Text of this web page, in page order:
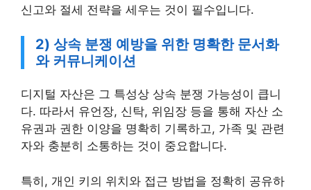
신고와 절세 전략을 세우는 것이 필수입니다.
2) 상속 분쟁 예방을 위한 명확한 문서화
와 커뮤니케이션
디지털 자산은 그 특성상 상속 분쟁 가능성이 큽니
다. 따라서 유언장, 신탁, 위임장 등을 통해 자산 소
유권과 권한 이양을 명확히 기록하고, 가족 및 관련
자와 충분히 소통하는 것이 중요합니다.
특히, 개인 키의 위치와 접근 방법을 정확히 공유하